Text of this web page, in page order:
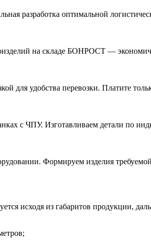
разработка оптимальной
на складе БОНРОСТ —
для удобства перевозки. Платите
с ЧПУ. Изготавливаем детали по
Формируем изделия
исходя из габаритов продукции,